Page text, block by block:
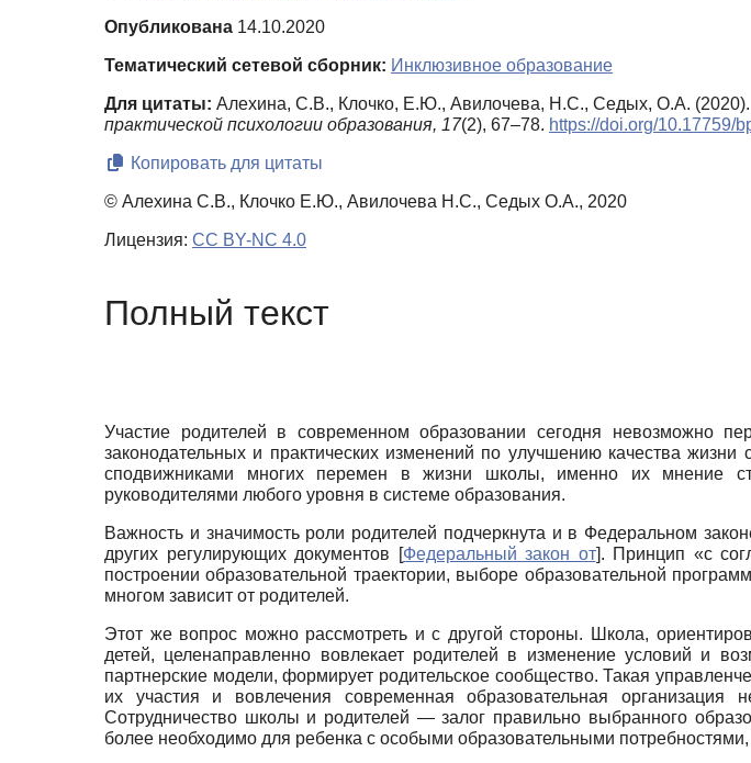
Опубликована 14.10.2020
Тематический сетевой сборник: Инклюзивное образование
Для цитаты: Алехина, С.В., Клочко, Е.Ю., Авилочева, Н.С., Седых, О.А.
практической психологии образования, 17(2), 67–78. https://doi.org/10.17759/
Копировать для цитаты
© Алехина С.В., Клочко Е.Ю., Авилочева Н.С., Седых О.А., 2020
Лицензия: CC BY-NC 4.0
Полный текст
Участие родителей в современном образовании сегодня невозможно
законодательных и практических изменений по улучшению качества
сподвижниками многих перемен в жизни школы, именно их мнение
руководителями любого уровня в системе образования.
Важность и значимость роли родителей подчеркнута и в Федеральном
других регулирующих документов
[Федеральный закон от]. Принцип «с
построении образовательной траектории, выборе образовательной
многом зависит от родителей.
Этот же вопрос можно рассмотреть и с другой стороны. Школа,
детей, целенаправленно вовлекает родителей в изменение условий и
партнерские модели, формирует родительское сообщество. Такая
их участия и вовлечения современная образовательная
Сотрудничество школы и родителей — залог правильно выбранного
более необходимо для ребенка с особыми образовательными